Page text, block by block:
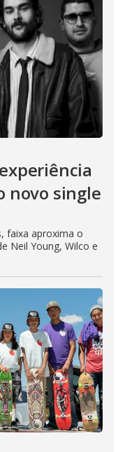
novo single
faixa aproxima o
Neil Young, Wilco e